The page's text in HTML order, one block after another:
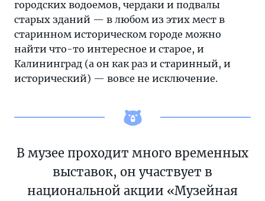
городских водоемов, чердаки и подвалы
старых зданий — в любом из этих мест в
старинном историческом городе можно
найти что-то интересное и старое, и
Калининград (а он как раз и старинный, и
исторический) — вовсе не исключение.
В музее проходит много временных
выставок, он участвует в
национальной акции «Музейная